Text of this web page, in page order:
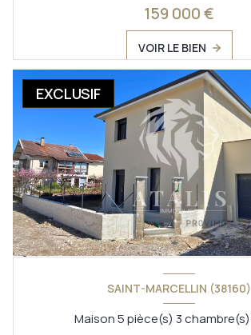
159 000 €
VOIR LE BIEN
EXCLUSIF
SAINT-MARCELLIN (38160)